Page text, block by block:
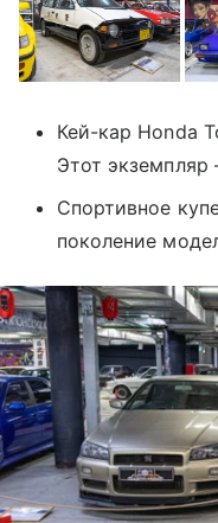
Кей-кар Honda
Этот
Спортивное
поколение